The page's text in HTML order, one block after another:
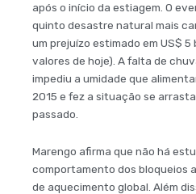
após o início da estiagem. O
quinto desastre natural mais
um prejuízo estimado em US$ 5
valores de hoje). A falta de
impediu a umidade que
2015 e fez a situação se
passado.
Marengo afirma que não há
comportamento dos bloqueios
de aquecimento global. Além